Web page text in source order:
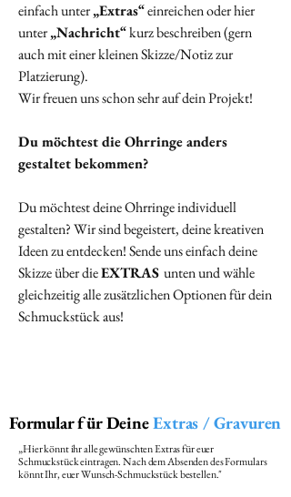
einfach unter„Extras“einreichen oder hier
unter„Nachricht“kurz beschreiben (gern
auch mit einer kleinen Skizze/Notiz zur
Platzierung).
Wir freuen uns schon sehr auf dein Projekt!
Du möchtest die Ohrringe anders
gestaltet bekommen?
Du möchtest deine Ohrringe individuell
gestalten? Wir sind begeistert, deine kreativen
Ideen zu entdecken! Sende uns einfach deine
Skizze über dieEXTRAS unten und wähle
gleichzeitig alle zusätzlichen Optionen für dein
Schmuckstück aus!
Formular für DeineExtras / Gravuren
„Hier könnt ihr alle gewünschten Extras für euer
Schmuckstück eintragen. Nach dem Absenden des Formulars
könnt Ihr, euer Wunsch-Schmuckstück bestellen."